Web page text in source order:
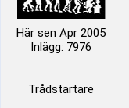
Här sen Apr 2005
Inlägg: 7976
Trådstartare